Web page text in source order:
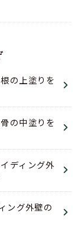
の上塗りを
の中塗りを
ディング外
ング外壁の